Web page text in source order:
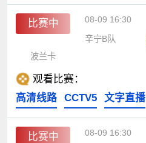
比赛中 08-09 16:30
辛宁B队
波兰卡
观看比赛：
高清线路
CCTV5 文字直播
比赛中 08-09 16:30